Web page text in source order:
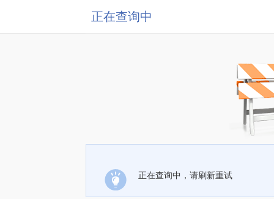
正在查询中
正在查询中，请刷新重试